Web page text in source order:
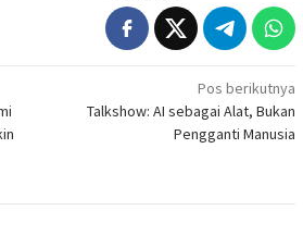
Pos berikutnya
Talkshow: AI sebagai Alat, Bukan
Pengganti Manusia